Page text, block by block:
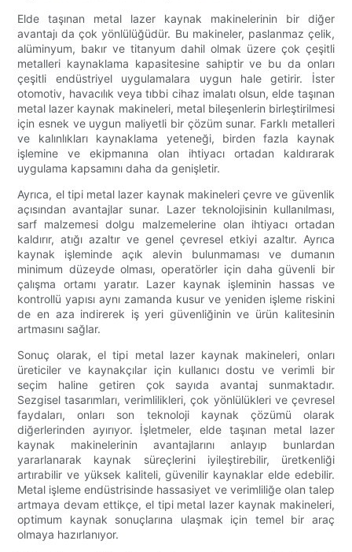
Elde taşınan metal lazer kaynak makinelerinin bir diğer
avantajı da çok yönlülüğüdür. Bu makineler, paslanmaz çelik,
alüminyum, bakır ve titanyum dahil olmak üzere çok çeşitli
metalleri kaynaklama kapasitesine sahiptir ve bu da onları
çeşitli endüstriyel uygulamalara uygun hale getirir. İster
otomotiv, havacılık veya tıbbi cihaz imalatı olsun, elde taşınan
metal lazer kaynak makineleri, metal bileşenlerin birleştirilmesi
için esnek ve uygun maliyetli bir çözüm sunar. Farklı metalleri
ve kalınlıkları kaynaklama yeteneği, birden fazla kaynak
işlemine ve ekipmanına olan ihtiyacı ortadan kaldırarak
uygulama kapsamını daha da genişletir.
Ayrıca, el tipi metal lazer kaynak makineleri çevre ve güvenlik
açısından avantajlar sunar. Lazer teknolojisinin kullanılması,
sarf malzemesi dolgu malzemelerine olan ihtiyacı ortadan
kaldırır, atığı azaltır ve genel çevresel etkiyi azaltır. Ayrıca
kaynak işleminde açık alevin bulunmaması ve dumanın
minimum düzeyde olması, operatörler için daha güvenli bir
çalışma ortamı yaratır. Lazer kaynak işleminin hassas ve
kontrollü yapısı aynı zamanda kusur ve yeniden işleme riskini
de en aza indirerek iş yeri güvenliğinin ve ürün kalitesinin
artmasını sağlar.
Sonuç olarak, el tipi metal lazer kaynak makineleri, onları
üreticiler ve kaynakçılar için kullanıcı dostu ve verimli bir
seçim haline getiren çok sayıda avantaj sunmaktadır.
Sezgisel tasarımları, verimlilikleri, çok yönlülükleri ve çevresel
faydaları, onları son teknoloji kaynak çözümü olarak
diğerlerinden ayırıyor. İşletmeler, elde taşınan metal lazer
kaynak makinelerinin avantajlarını anlayıp bunlardan
yararlanarak kaynak süreçlerini iyileştirebilir, üretkenliği
artırabilir ve yüksek kaliteli, güvenilir kaynaklar elde edebilir.
Metal işleme endüstrisinde hassasiyet ve verimliliğe olan talep
artmaya devam ettikçe, el tipi metal lazer kaynak makineleri,
optimum kaynak sonuçlarına ulaşmak için temel bir araç
olmaya hazırlanıyor.